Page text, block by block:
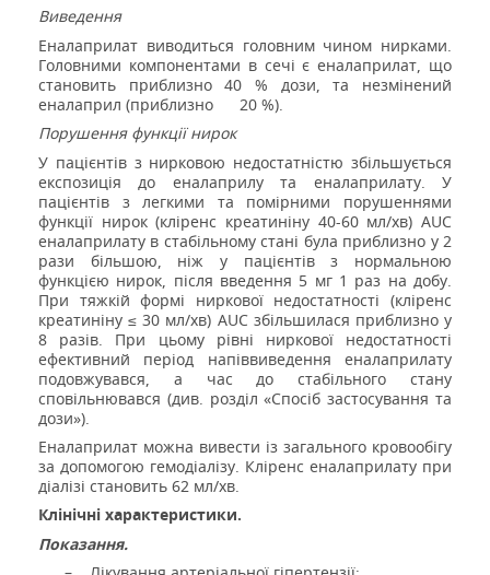
Виведення
Еналаприлат виводиться головним чином нирками.
Головними компонентами в сечі є еналаприлат, що
становить приблизно 40 % дози, та незмінений
еналаприл (приблизно
20 %).
Порушення функції нирок
У пацієнтів з нирковою недостатністю збільшується
експозиція до еналаприлу та еналаприлату. У
пацієнтів з легкими та помірними порушеннями
функції нирок (кліренс креатиніну 40-60 мл/хв) AUC
еналаприлату в стабільному стані була приблизно у 2
рази більшою, ніж у пацієнтів з нормальною
функцією нирок, після введення 5 мг 1 раз на добу.
При тяжкій формі ниркової недостатності (кліренс
креатиніну ≤ 30 мл/хв) AUC збільшилася приблизно у
8 разів. При цьому рівні ниркової недостатності
ефективний період напіввиведення еналаприлату
подовжувався, а час до стабільного стану
сповільнювався (див. розділ «Спосіб застосування та
дози»).
Еналаприлат можна вивести із загального кровообігу
за допомогою гемодіалізу. Кліренс еналаприлату при
діалізі становить 62 мл/хв.
Клінічні характеристики.
Показання.